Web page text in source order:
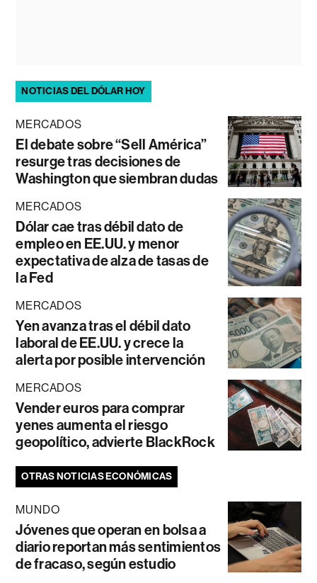
NOTICIAS DEL DÓLAR HOY
MERCADOS
El debate sobre “Sell América”
resurge tras decisiones de
Washington que siembran dudas
MERCADOS
Dólar cae tras débil dato de
empleo en EE.UU. y menor
expectativa de alza de tasas de
la Fed
MERCADOS
Yen avanza tras el débil dato
laboral de EE.UU. y crece la
alerta por posible intervención
MERCADOS
Vender euros para comprar
yenes aumenta el riesgo
geopolítico, advierte BlackRock
OTRAS NOTICIAS ECONÓMICAS
MUNDO
Jóvenes que operan en bolsa a
diario reportan más sentimientos
de fracaso, según estudio